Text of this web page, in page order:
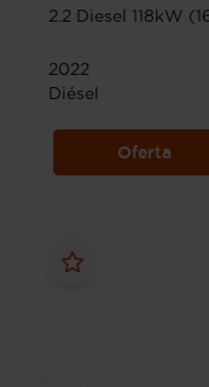
2.2 Diesel 118kW
2022
Diésel
Oferta